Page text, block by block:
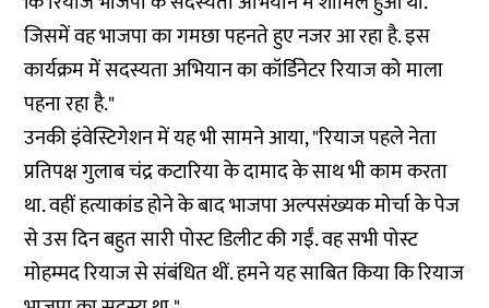
जिसमें वह भाजपा का गमछा पहनते हुए नजर आ रहा है. इस
कार्यक्रम में सदस्यता अभियान का कॉर्डिनेटर रियाज को माला
पहना रहा है."
उनकी इंवेस्टिगेशन में यह भी सामने आया, "रियाज पहले नेता
प्रतिपक्ष गुलाब चंद्र कटारिया के दामाद के साथ भी काम करता
था. वहीं हत्याकांड होने के बाद भाजपा अल्पसंख्यक मोर्चा के पेज
से उस दिन बहुत सारी पोस्ट डिलीट की गईं. वह सभी पोस्ट
मोहम्मद रियाज से संबंधित थीं. हमने यह साबित किया कि रियाज